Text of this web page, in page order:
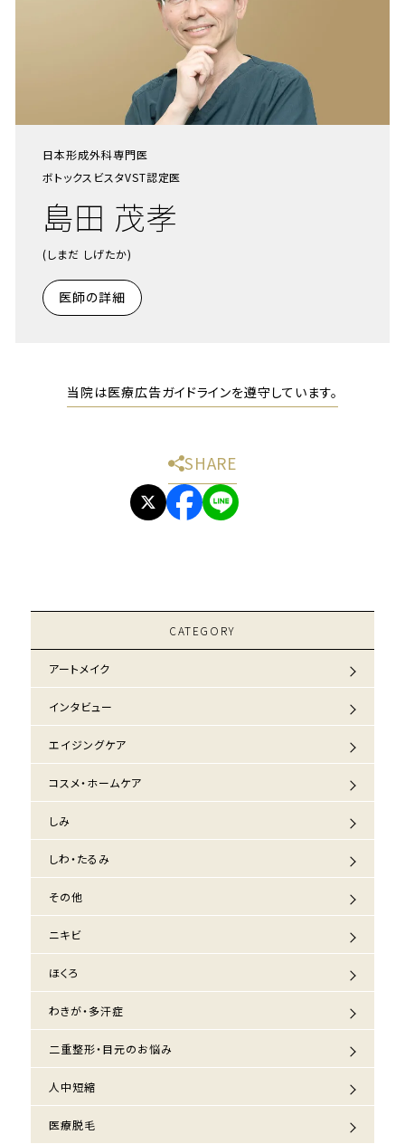
日本形成外科専門医
ボトックスビスタVST認定医
島田 茂孝
(しまだ しげたか)
医師の詳細
当院は医療広告ガイドラインを遵守しています。
SHARE
CATEGORY
アートメイク
インタビュー
エイジングケア
コスメ・ホームケア
しみ
しわ・たるみ
その他
ニキビ
ほくろ
わきが・多汗症
二重整形・目元のお悩み
人中短縮
医療脱毛